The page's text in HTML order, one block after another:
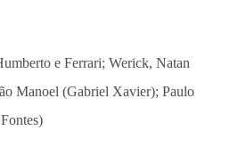
e Ferrari; Werick, Natan
Manoel (Gabriel Xavier); Paulo